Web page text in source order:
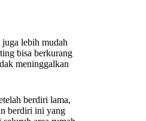
lebih mudah
bisa berkurang
meninggalkan
berdiri lama,
berdiri ini yang